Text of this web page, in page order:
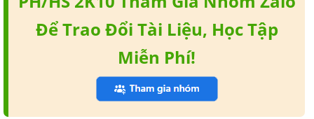
Để Trao Đổi Tài Liệu, Học Tập
Miễn Phí!